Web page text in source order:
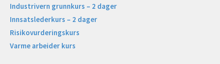
Industrivern grunnkurs – 2 dager
Innsatslederkurs – 2 dager
Risikovurderingskurs
Varme arbeider kurs